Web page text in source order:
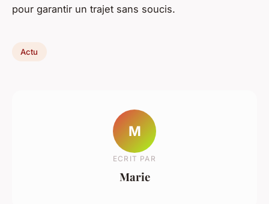
pour garantir un trajet sans soucis.
Actu
M
ECRIT PAR
Marie